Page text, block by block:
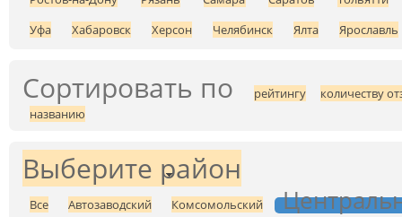
Уфа
Хабаровск Херсон Челябинск Ялта Ярославль
Сортировать по рейтингу
количеству
названию
Выберите район
Все Автозаводский Комсомольский